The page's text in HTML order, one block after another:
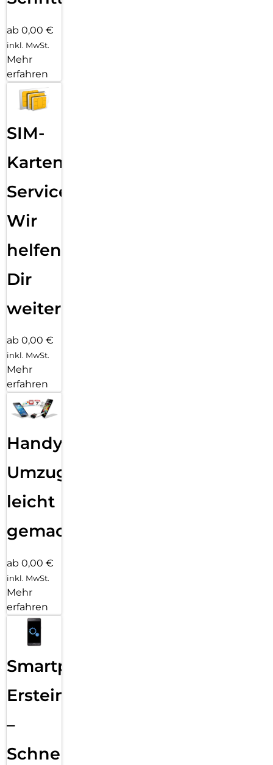
ab 0,00 €
inkl. MwSt.
Mehr
erfahren
SIM-
Karten
Service:
Wir
helfen
Dir
weiter
ab 0,00 €
inkl. MwSt.
Mehr
erfahren
Handy
Umzug
leicht
gemacht!
ab 0,00 €
inkl. MwSt.
Mehr
erfahren
Smartphone
Ersteinrichtung
–
Schnelle